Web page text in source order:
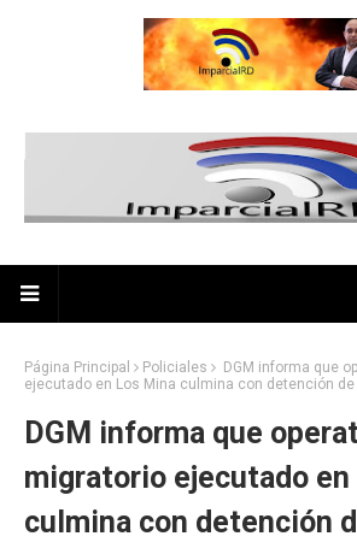
Página Principal Policiales
DGM informa que
ejecutado en Los Mina culmina con detención
DGM informa que
migratorio ejecutado en
culmina con detención